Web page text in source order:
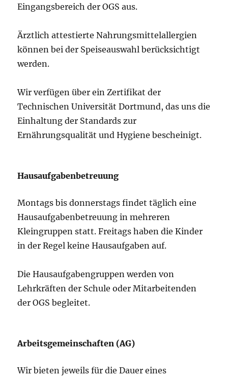
Eingangsbereich der OGS aus.
Ärztlich attestierte Nahrungsmittelallergien
können bei der Speiseauswahl berücksichtigt
werden.
Wir verfügen über ein Zertifikat der
Technischen Universität Dortmund, das uns die
Einhaltung der Standards zur
Ernährungsqualität und Hygiene bescheinigt.
Hausaufgabenbetreuung
Montags bis donnerstags findet täglich eine
Hausaufgabenbetreuung in mehreren
Kleingruppen statt. Freitags haben die Kinder
in der Regel keine Hausaufgaben auf.
Die Hausaufgabengruppen werden von
Lehrkräften der Schule oder Mitarbeitenden
der OGS begleitet.
Arbeitsgemeinschaften (AG)
Wir bieten jeweils für die Dauer eines